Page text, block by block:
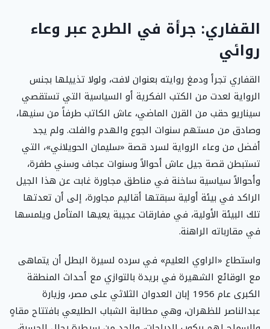
القفاري: جرأة في الطرح عبر وعاء
روائي
القفاري تجرأ ودمغ روايته بعنوان لافت، ولولا تذييلها بجنس
الرواية لعدت من الكتب الفكرية أو السياسية التي تستقصي
سيناريو حقب من القرن الماضي، عاش الكاتب طرفاً من سنيها،
وصادق من مستهم سنوات الجوع والهدم والفلت. ولم يجد
أفضل من وعاء الرواية لسرد قصة «سليمان الحويلاني»، التي
تستبطن قصة جيل عاش أحوالاً وسنوات عجاف وسني طفرة،
وأحوالاً سياسية ساخنة في مناطق مجاورة غابت عن هذا الجيل
الراكد في بيئة أولية سبقتها أقاليم مجاورة، إلى أن تعدتها
تلك البيئة الأولية، في مفارقات عجيبة يعيها المتأمل ويلمسها
في مقارباته الراهنة.
واستطاع «الراوي العليم» في سرده لسيرة البطل أن يتماهى
مع الوقائع الشهيرة في بريدة بالتوازي مع أحداث المنطقة
الكبرى عام 1956 إبان العدوان الثلاثي على مصر، وزيارة
عبدالناصر للظهران، وهي مطالبة الشباب الطليعي بافتتاح مقاهٍ